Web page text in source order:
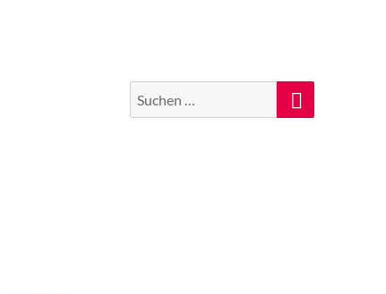
Suche
nach:
Suchen